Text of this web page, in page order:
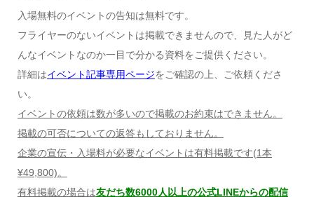
入場無料のイベントの告知は無料です。
フライヤーのないイベントは掲載できませんので、見た人がど
んなイベントなのか一目で分かる資料をご提供ください。
詳細はイベント記事専用ページをご確認の上、ご依頼くださ
い。
イベントの依頼は数が多いので掲載のお約束はできません。
掲載の可否についての返答もしておりません。
企業の宣伝・入場料が必要なイベントは有料掲載です(1本
¥49,800)。
有料掲載の場合は友だち数6000人以上の公式LINEからの配信